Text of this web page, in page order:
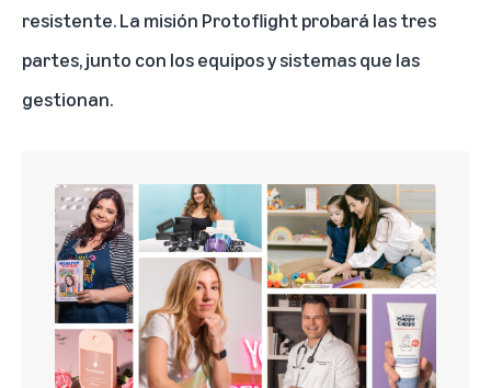
resistente. La misión Protoflight probará las tres
partes, junto con los equipos y sistemas que las
gestionan.